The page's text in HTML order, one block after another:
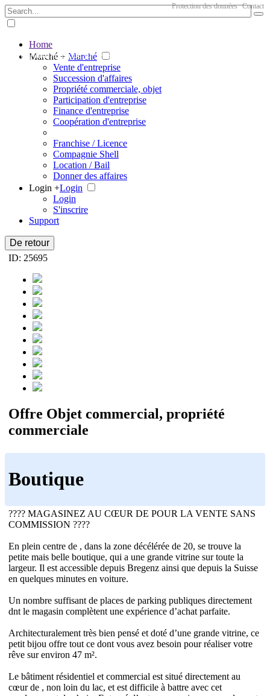
The big marketplace for business
Protection des données Contact
Home
Marché + Marché
Vente d'entreprise
Succession d'affaires
Propriété commerciale, objet
Participation d'entreprise
Finance d'entreprise
Coopération d'entreprise
Franchise / Licence
Compagnie Shell
Location / Bail
Donner des affaires
Login +Login
Login
S'inscrire
Support
De retour
ID: 25695
Offre Objet commercial, propriété
commerciale
Boutique
???? MAGASINEZ AU CŒUR DE POUR LA VENTE SANS
COMMISSION ????
En plein centre de , dans la zone décélérée de 20, se trouve la
petite mais belle boutique, qui a une grande vitrine sur toute la
largeur. Il est accessible depuis Bregenz ainsi que depuis la Suisse
en quelques minutes en voiture.
Un nombre suffisant de places de parking publiques directement
dnt le magasin complètent une expérience d’achat parfaite.
Architecturalement très bien pensé et doté d’une grande vitrine, ce
petit bijou offre tout ce dont vous avez besoin pour réaliser votre
rêve sur environ 47 m².
Le bâtiment résidentiel et commercial est situé directement au
cœur de , non loin du lac, et est difficile à battre avec cet